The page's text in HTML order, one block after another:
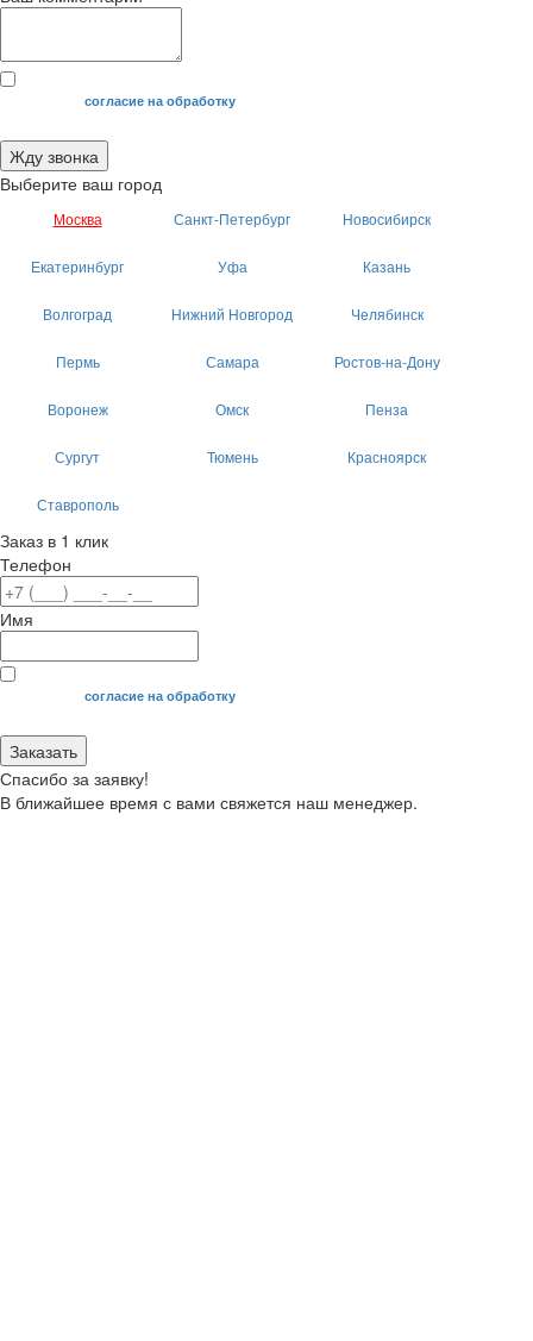
Я даю своесогласие на обработку
Жду звонка
Выберите ваш город
Москва Санкт-Петербург Новосибирск
Екатеринбург Уфа Казань
Волгоград Нижний Новгород Челябинск
Пермь Самара Ростов-на-Дону
Воронеж Омск Пенза
Сургут Тюмень Красноярск
Ставрополь
Заказ в 1 клик
Телефон
Имя
Я даю своесогласие на обработку
Заказать
Спасибо за заявку!
В ближайшее время с вами свяжется наш менеджер.